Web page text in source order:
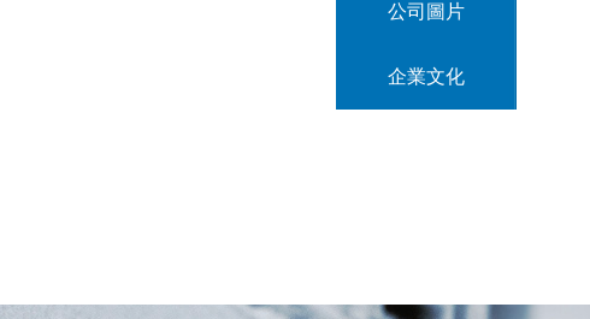
公司圖片
企業文化